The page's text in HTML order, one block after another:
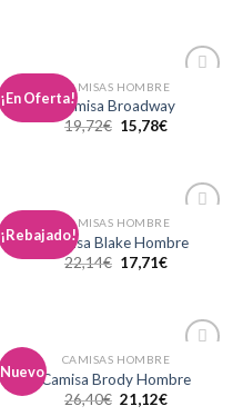
¡En Oferta!
CAMISAS HOMBRE
Camisa Broadway
19,72€ 15,78€
¡Rebajado!
a la
CAMISAS HOMBRE
Camisa Blake Hombre
22,14€ 17,71€
Nuevo
a la
CAMISAS HOMBRE
Camisa Brody Hombre
26,40€ 21,12€